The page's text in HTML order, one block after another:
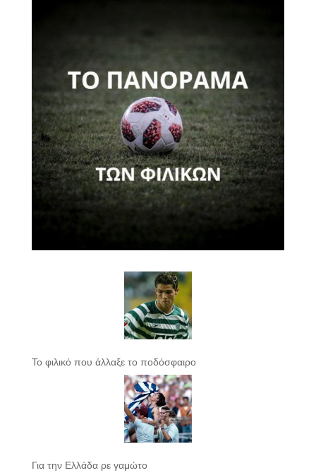
Το φιλικό που άλλαξε το ποδόσφαιρο
Για την Ελλάδα ρε γαμώτο